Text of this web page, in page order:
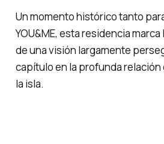
Un momento histórico tanto
YOU&ME, esta residencia
de una visión largamente
capítulo en la profunda relación
la isla.